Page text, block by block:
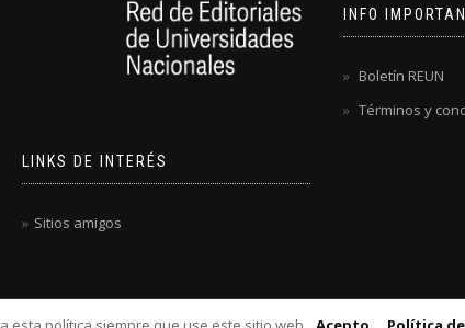
LINKS DE INTERÉS
Sitios amigos
INFO
Boletín REUN
Términos y